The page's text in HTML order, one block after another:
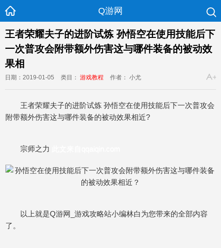
Q游网
王者荣耀夫子的进阶试炼 孙悟空在使用技能后下
一次普攻会附带额外伤害这与哪件装备的被动效
果相
日期：2019-01-05 类目： 游戏教程 作者： 小尤
王者荣耀夫子的进阶试炼 孙悟空在使用技能后下一次普攻会
附带额外伤害这与哪件装备的被动效果相近?
宗师之力
以上就是Q游网_游戏攻略站小编林白为您带来的全部内容
了。